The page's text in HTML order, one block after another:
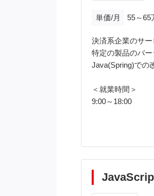
単価/月 55～65
決済系企業のサー
特定の製品のバ
Java(Spring)での
＜就業時間＞
9:00～18:00